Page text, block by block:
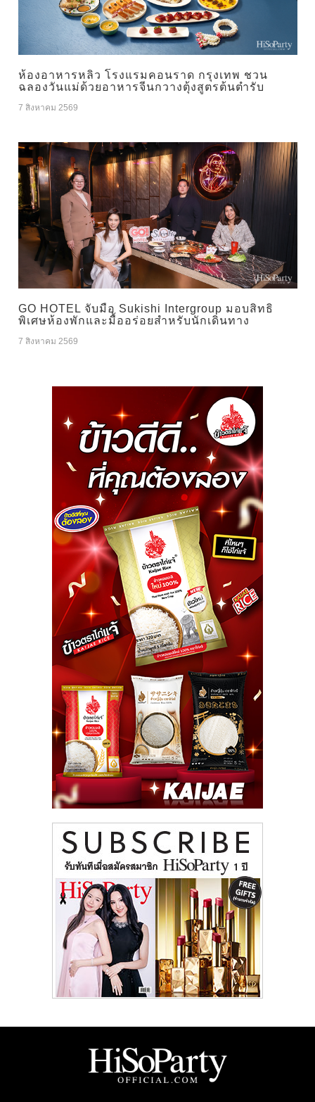
ห้องอาหารหลิว โรงแรมคอนราด กรุงเทพ ชวน
ฉลองวันแม่ด้วยอาหารจีนกวางตุ้งสูตรต้นตำรับ
7 สิงหาคม 2569
GO HOTEL จับมือ Sukishi Intergroup มอบสิทธิ
พิเศษห้องพักและมื้ออร่อยสำหรับนักเดินทาง
7 สิงหาคม 2569